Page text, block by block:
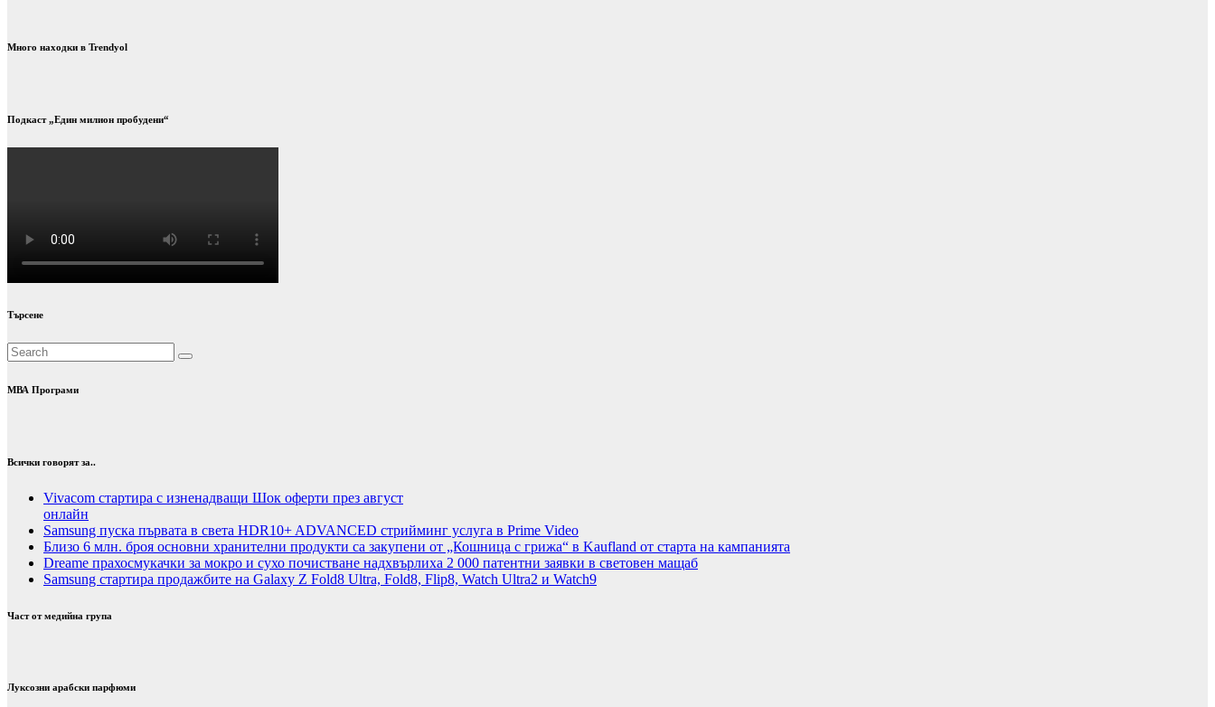
Много находки в Trendyol
Подкаст „Един милион пробудени“
Търсене
МВА Програми
Всички говорят за..
Vivacom стартира с изненадващи Шок оферти през август
онлайн
Samsung пуска първата в света HDR10+ ADVANCED стрийминг услуга в Prime Video
Близо 6 млн. броя основни хранителни продукти са закупени от „Кошница с грижа“ в Kaufland от старта на кампанията
Dreame прахосмукачки за мокро и сухо почистване надхвърлиха 2 000 патентни заявки в световен мащаб
Samsung стартира продажбите на Galaxy Z Fold8 Ultra, Fold8, Flip8, Watch Ultra2 и Watch9
Част от медийна група
Луксозни арабски парфюми